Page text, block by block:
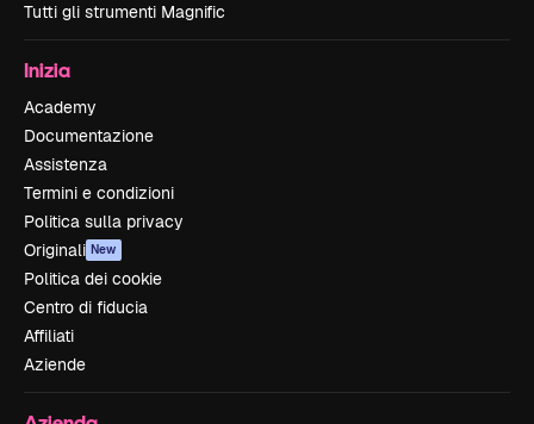
Tutti gli strumenti Magnific
Inizia
Academy
Documentazione
Assistenza
Termini e condizioni
Politica sulla privacy
Originali New
Politica dei cookie
Centro di fiducia
Affiliati
Aziende